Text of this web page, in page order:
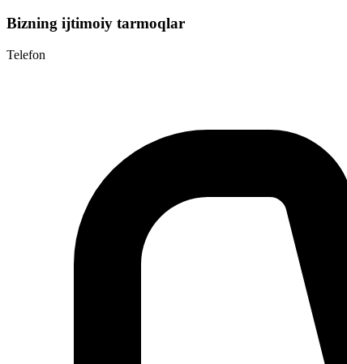
Bizning ijtimoiy tarmoqlar
Telefon